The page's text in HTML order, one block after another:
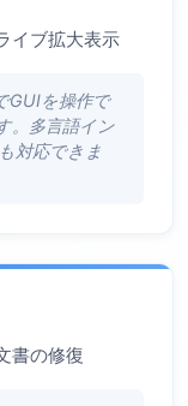
イブ拡大表示
GUIを操作で
。多言語イン
対応できま
書の修復